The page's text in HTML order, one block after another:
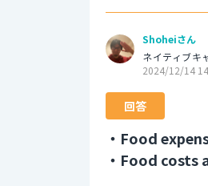
Shoheiさん
ネイティブキ
2024/12/14
回答
・Food
・Food costs